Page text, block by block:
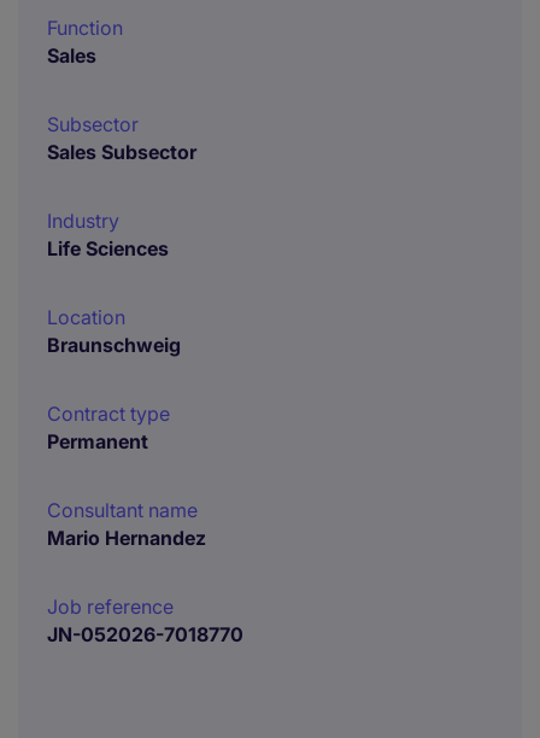
Function
Sales
Subsector
Sales Subsector
Industry
Life Sciences
Location
Braunschweig
Contract type
Permanent
Consultant name
Mario Hernandez
Job reference
JN-052026-7018770